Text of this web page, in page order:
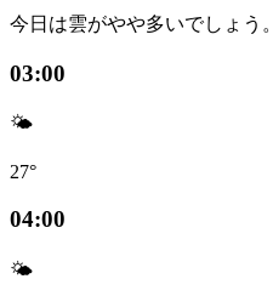
今日は雲がやや多いでしょう。
03:00
🌤️
27°
04:00
🌤️